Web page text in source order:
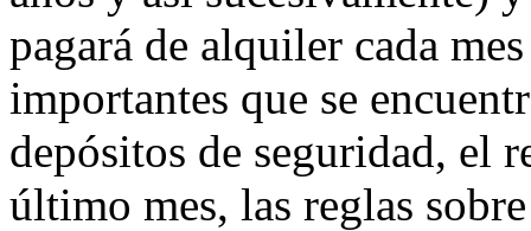
pagará de alquiler cada
importantes que se
depósitos de seguridad, el
último mes, las reglas